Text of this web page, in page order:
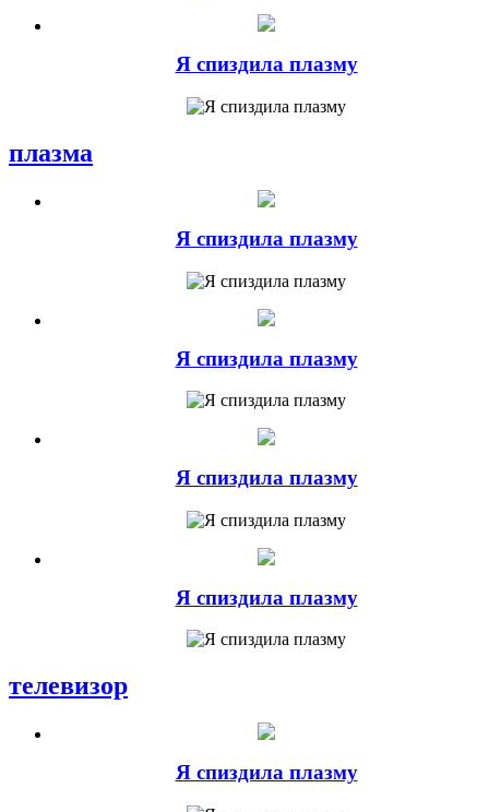
Я спиздила плазму
плазма
Я спиздила плазму
Я спиздила плазму
Я спиздила плазму
Я спиздила плазму
телевизор
Я спиздила плазму